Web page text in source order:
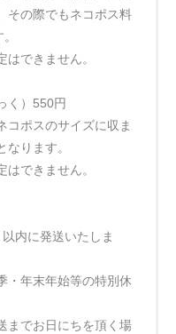
その際でもネコポス料
できません。
く）550円
コポスのサイズに収ま
ります。
できません。
内に発送いたしま
・年末年始等の特別休
までお日にちを頂く場